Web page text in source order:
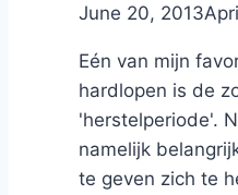
ByNicole
June 20, 2013
Eén van mijn
hardlopen is de
'herstelperiode'.
namelijk
te geven zich te